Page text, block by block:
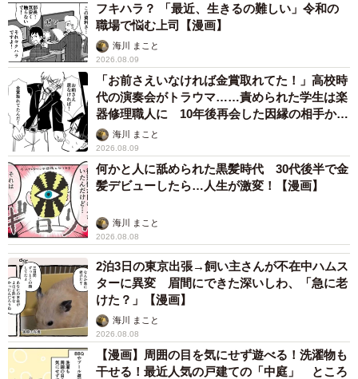
フキハラ？ 「最近、生きるの難しい」令和の
職場で悩む上司【漫画】
海川 まこと
2026.08.09
「お前さえいなければ金賞取れてた！」高校時
代の演奏会がトラウマ……責められた学生は楽
器修理職人に 10年後再会した因縁の相手から
思わぬ申し出【漫画】
海川 まこと
2026.08.09
何かと人に舐められた黒髪時代 30代後半で金
髪デビューしたら…人生が激変！【漫画】
海川 まこと
2026.08.08
2泊3日の東京出張→飼い主さんが不在中ハムス
ターに異変 眉間にできた深いしわ、「急に老
けた？」【漫画】
海川 まこと
2026.08.08
【漫画】周囲の目を気にせず遊べる！洗濯物も
干せる！最近人気の戸建ての「中庭」 ところ